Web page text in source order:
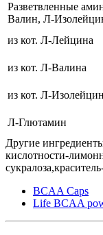
Разветвленные
Валин, Л-
из кот. Л-Лейцина
из кот. Л-Валина
из кот. Л-
Л-Глютамин
Другие
кислотности-
BCAA Caps
Life BCAA